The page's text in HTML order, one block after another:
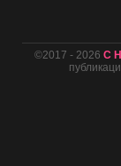
©2017 - 2026С